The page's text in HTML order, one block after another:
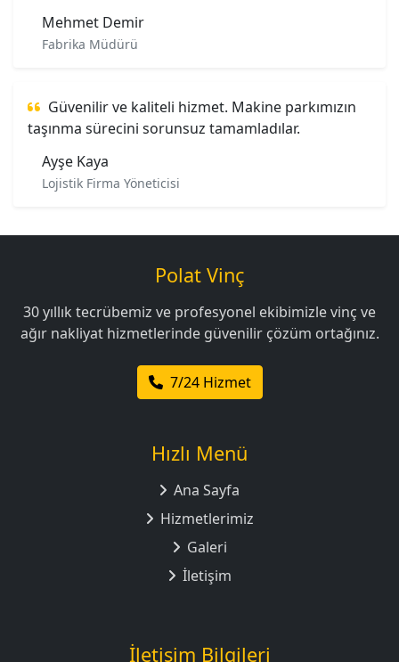
Mehmet Demir
Fabrika Müdürü
Güvenilir ve kaliteli hizmet. Makine parkımızın
taşınma sürecini sorunsuz tamamladılar.
Ayşe Kaya
Lojistik Firma Yöneticisi
Polat Vinç
30 yıllık tecrübemiz ve profesyonel ekibimizle vinç ve
ağır nakliyat hizmetlerinde güvenilir çözüm ortağınız.
7/24 Hizmet
Hızlı Menü
Ana Sayfa
Hizmetlerimiz
Galeri
İletişim
İletişim Bilgileri